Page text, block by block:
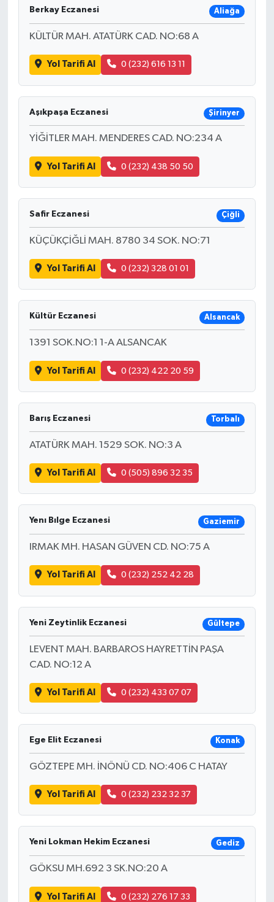
Berkay Eczanesi Aliağa
KÜLTÜR MAH. ATATÜRK CAD. NO:68 A
Yol Tarifi Al 0 (232) 616 13 11
Aşıkpaşa Eczanesi Şirinyer
YİĞİTLER MAH. MENDERES CAD. NO:234 A
Yol Tarifi Al 0 (232) 438 50 50
Safir Eczanesi Çiğli
KÜÇÜKÇİĞLİ MAH. 8780 34 SOK. NO:71
Yol Tarifi Al 0 (232) 328 01 01
Kültür Eczanesi Alsancak
1391 SOK.NO:1 1-A ALSANCAK
Yol Tarifi Al 0 (232) 422 20 59
Barış Eczanesi Torbalı
ATATÜRK MAH. 1529 SOK. NO:3 A
Yol Tarifi Al 0 (505) 896 32 35
Yenı Bılge Eczanesi Gaziemir
IRMAK MH. HASAN GÜVEN CD. NO:75 A
Yol Tarifi Al 0 (232) 252 42 28
Yeni Zeytinlik Eczanesi Gültepe
LEVENT MAH. BARBAROS HAYRETTİN PAŞA
CAD. NO:12 A
Yol Tarifi Al 0 (232) 433 07 07
Ege Elit Eczanesi Konak
GÖZTEPE MH. İNÖNÜ CD. NO:406 C HATAY
Yol Tarifi Al 0 (232) 232 32 37
Yeni Lokman Hekim Eczanesi Gediz
GÖKSU MH.692 3 SK.NO:20 A
Yol Tarifi Al 0 (232) 276 17 33